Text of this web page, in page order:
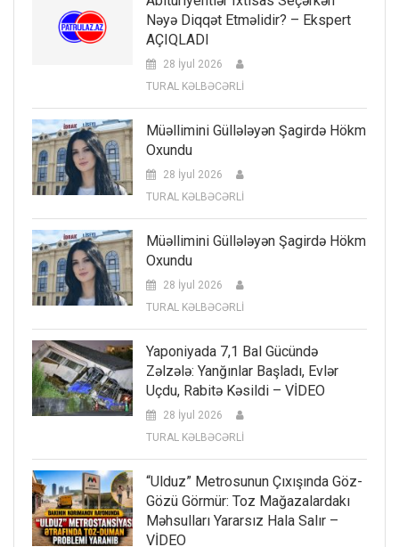
Nəyə Diqqət Etməlidir? – Ekspert
AÇIQLADI
28 İyul 2026
TURAL KƏLBƏCƏRLİ
Müəllimini Güllələyən Şagirdə Hökm
Oxundu
28 İyul 2026
TURAL KƏLBƏCƏRLİ
Müəllimini Güllələyən Şagirdə Hökm
Oxundu
28 İyul 2026
TURAL KƏLBƏCƏRLİ
Yaponiyada 7,1 Bal Gücündə
Zəlzələ: Yanğınlar Başladı, Evlər
Uçdu, Rabitə Kəsildi – VİDEO
28 İyul 2026
TURAL KƏLBƏCƏRLİ
“Ulduz” Metrosunun Çıxışında Göz-
Gözü Görmür: Toz Mağazalardakı
Məhsulları Yararsız Hala Salır –
VİDEO